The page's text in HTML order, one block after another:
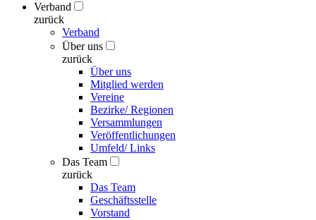
Verband
zurück
Verband
Über uns
zurück
Über uns
Mitglied werden
Vereine
Bezirke/ Regionen
Versammlungen
Veröffentlichungen
Umfeld/ Links
Das Team
zurück
Das Team
Geschäftsstelle
Vorstand